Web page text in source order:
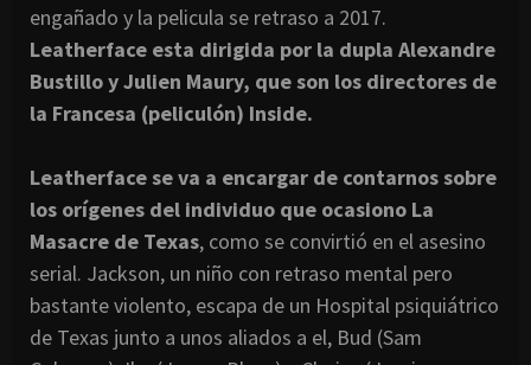
engañado y la pelicula se retraso a 2017.
Leatherface esta dirigida por la dupla Alexandre
Bustillo y Julien Maury, que son los directores de
la Francesa (peliculón) Inside.
Leatherface se va a encargar de contarnos sobre
los orígenes del individuo que ocasiono La
Masacre de Texas, como se convirtió en el asesino
serial. Jackson, un niño con retraso mental pero
bastante violento, escapa de un Hospital psiquiátrico
de Texas junto a unos aliados a el, Bud (Sam